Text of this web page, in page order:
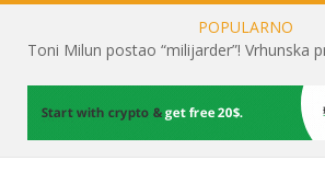
POPULARNO